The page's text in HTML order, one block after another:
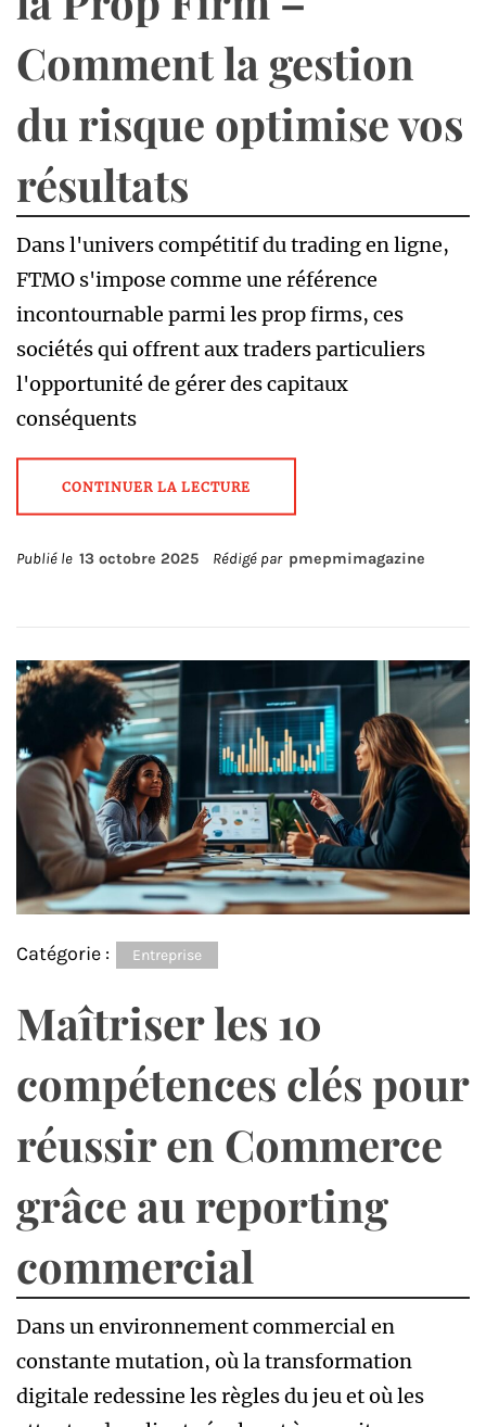
Comment la gestion
du risque optimise vos
résultats
Dans l'univers compétitif du trading en ligne,
FTMO s'impose comme une référence
incontournable parmi les prop firms, ces
sociétés qui offrent aux traders particuliers
l'opportunité de gérer des capitaux
conséquents
CONTINUER LA LECTURE
Publié le 13 octobre 2025 Rédigé par pmepmimagazine
Catégorie : Entreprise
Maîtriser les 10
compétences clés pour
réussir en Commerce
grâce au reporting
commercial
Dans un environnement commercial en
constante mutation, où la transformation
digitale redessine les règles du jeu et où les